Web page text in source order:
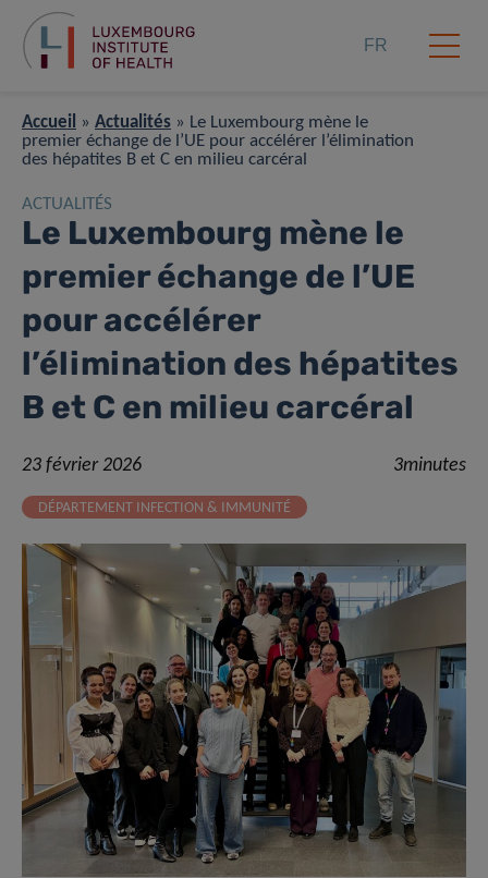
FR
Accueil » Actualités » Le Luxembourg mène le
premier échange de l’UE pour accélérer l’élimination
des hépatites B et C en milieu carcéral
ACTUALITÉS
Le Luxembourg mène le
premier échange de l’UE
pour accélérer
l’élimination des hépatites
B et C en milieu carcéral
23 février 2026 3minutes
DÉPARTEMENT INFECTION & IMMUNITÉ